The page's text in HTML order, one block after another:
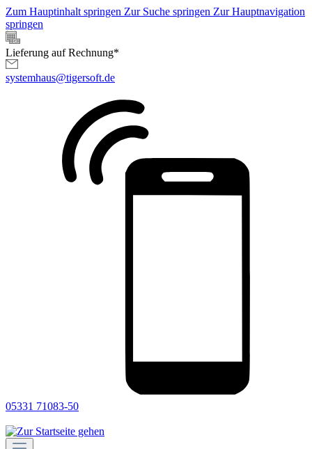
Zum Hauptinhalt springen Zur Suche springen Zur Hauptnavigation
springen
Lieferung auf Rechnung*
systemhaus@tigersoft.de
05331 71083-50